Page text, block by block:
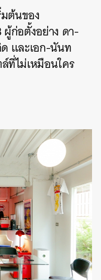
ต้นของ
ผู้ก่อตั้งอย่าง ดา-
ด และเอก-นันท
ที่ไม่เหมือนใคร